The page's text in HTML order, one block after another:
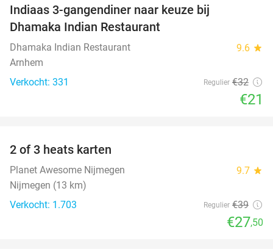
Indiaas 3-gangendiner naar keuze bij
Dhamaka Indian Restaurant
Dhamaka Indian Restaurant 9.6 star
Arnhem
Verkocht: 331
Regulier €32
€21
2 of 3 heats karten
Planet Awesome Nijmegen 9.7 star
Nijmegen (13 km)
Verkocht: 1.703
Regulier €39
€27,50